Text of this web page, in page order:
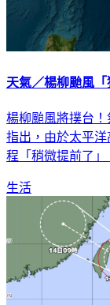
天氣／楊柳颱風
楊柳颱風將撲台
指出，由於太平
程「稍微提前了」
生活